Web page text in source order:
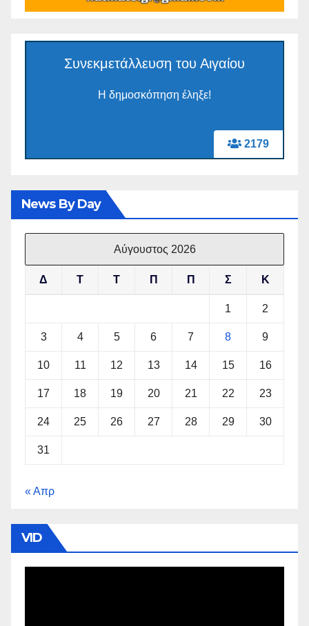
2179
Συνεκμετάλλευση του Αιγαίου
Η δημοσκόπηση έληξε!
News By Day
Αύγουστος 2026
Δ Τ Τ Π Π Σ Κ
1 2
3 4 5 6 7 8 9
10 11 12 13 14 15 16
17 18 19 20 21 22 23
24 25 26 27 28 29 30
31
« Απρ
VID